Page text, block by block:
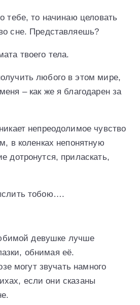
тебе, то начинаю целовать
сне. Представляешь?
твоего тела.
любого в этом мире,
– как же я благодарен за
непреодолимое чувство
в коленках непонятную
дотронутся, приласкать,
тобою….
девушке лучше
обнимая её.
могут звучать намного
если они сказаны